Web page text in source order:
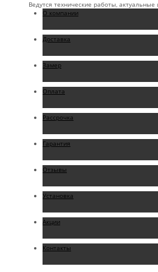
Ведутся технические работы,
О компании
Доставка
Замер
Оплата
Рассрочка
Гарантия
Отзывы
Установка
Акции
Контакты